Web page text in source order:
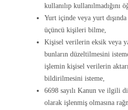
kullanılıp kullanılmadığını
Yurt içinde veya yurt
üçüncü kişileri bilme,
Kişisel verilerin eksik veya
bunların düzeltilmesini
işlemin kişisel verilerin
bildirilmesini isteme,
6698 sayılı Kanun ve ilgili
olarak işlenmiş olmasına